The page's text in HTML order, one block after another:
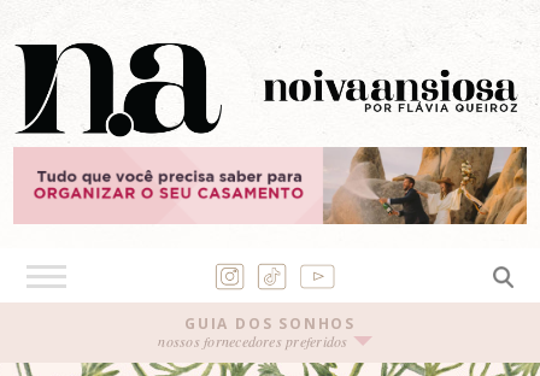
GUIA DOS SONHOS
nossos fornecedores preferidos